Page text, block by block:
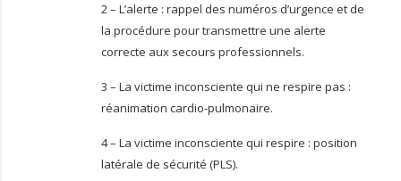
2 – L’alerte : rappel des numéros d’urgence et de
la procédure pour transmettre une alerte
correcte aux secours professionnels.
3 – La victime inconsciente qui ne respire pas :
réanimation cardio-pulmonaire.
4 – La victime inconsciente qui respire : position
latérale de sécurité (PLS).